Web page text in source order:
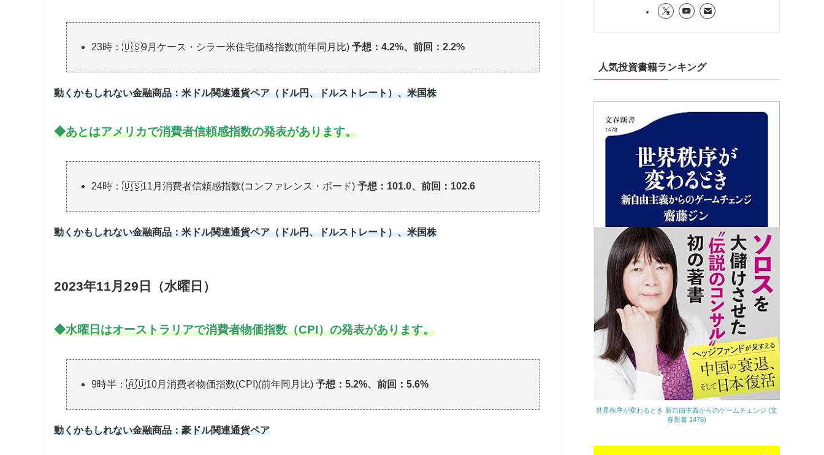
23時：🇺🇸9月ケース・シラー米住宅価格指数(前年同月比) 予想：4.2%、前回：2.2%
動くかもしれない金融商品：米ドル関連通貨ペア（ドル円、ドルストレート）、米国株
◆あとはアメリカで消費者信頼感指数の発表があります。
24時：🇺🇸11月消費者信頼感指数(コンファレンス・ボード) 予想：101.0、前回：102.6
動くかもしれない金融商品：米ドル関連通貨ペア（ドル円、ドルストレート）、米国株
2023年11月29日（水曜日）
◆水曜日はオーストラリアで消費者物価指数（CPI）の発表があります。
9時半：🇦🇺10月消費者物価指数(CPI)(前年同月比) 予想：5.2%、前回：5.6%
動くかもしれない金融商品：豪ドル関連通貨ペア
人気投資書籍ランキング
世界秩序が変わるとき 新自由主義からのゲームチェンジ (文
春新書 1478)